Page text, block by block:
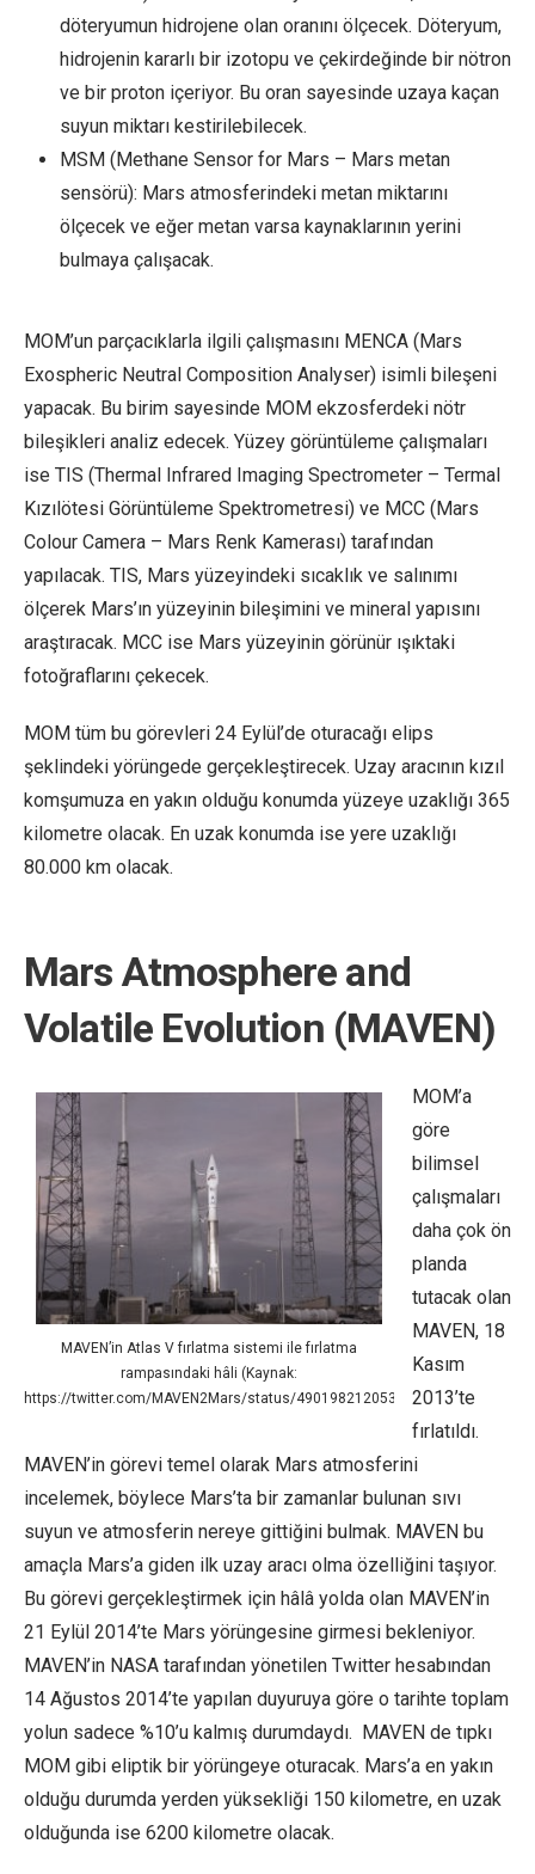
döteryumun hidrojene olan oranını ölçecek. Döteryum,
hidrojenin kararlı bir izotopu ve çekirdeğinde bir nötron
ve bir proton içeriyor. Bu oran sayesinde uzaya kaçan
suyun miktarı kestirilebilecek.
MSM (Methane Sensor for Mars – Mars metan
sensörü): Mars atmosferindeki metan miktarını
ölçecek ve eğer metan varsa kaynaklarının yerini
bulmaya çalışacak.
MOM’un parçacıklarla ilgili çalışmasını MENCA (Mars
Exospheric Neutral Composition Analyser) isimli bileşeni
yapacak. Bu birim sayesinde MOM ekzosferdeki nötr
bileşikleri analiz edecek. Yüzey görüntüleme çalışmaları
ise TIS (Thermal Infrared Imaging Spectrometer – Termal
Kızılötesi Görüntüleme Spektrometresi) ve MCC (Mars
Colour Camera – Mars Renk Kamerası) tarafından
yapılacak. TIS, Mars yüzeyindeki sıcaklık ve salınımı
ölçerek Mars’ın yüzeyinin bileşimini ve mineral yapısını
araştıracak. MCC ise Mars yüzeyinin görünür ışıktaki
fotoğraflarını çekecek.
MOM tüm bu görevleri 24 Eylül’de oturacağı elips
şeklindeki yörüngede gerçekleştirecek. Uzay aracının kızıl
komşumuza en yakın olduğu konumda yüzeye uzaklığı 365
kilometre olacak. En uzak konumda ise yere uzaklığı
80.000 km olacak.
Mars Atmosphere and
Volatile Evolution (MAVEN)
MAVEN’in Atlas V fırlatma sistemi ile fırlatma
rampasındaki hâli (Kaynak:
https://twitter.com/MAVEN2Mars/status/490198212053962752/photo/1)
MOM’a
göre
bilimsel
çalışmaları
daha çok ön
planda
tutacak olan
MAVEN, 18
Kasım
2013’te
fırlatıldı.
MAVEN’in görevi temel olarak Mars atmosferini
incelemek, böylece Mars’ta bir zamanlar bulunan sıvı
suyun ve atmosferin nereye gittiğini bulmak. MAVEN bu
amaçla Mars’a giden ilk uzay aracı olma özelliğini taşıyor.
Bu görevi gerçekleştirmek için hâlâ yolda olan MAVEN’in
21 Eylül 2014’te Mars yörüngesine girmesi bekleniyor.
MAVEN’in NASA tarafından yönetilen Twitter hesabından
14 Ağustos 2014’te yapılan duyuruya göre o tarihte toplam
yolun sadece %10’u kalmış durumdaydı. MAVEN de tıpkı
MOM gibi eliptik bir yörüngeye oturacak. Mars’a en yakın
olduğu durumda yerden yüksekliği 150 kilometre, en uzak
olduğunda ise 6200 kilometre olacak.